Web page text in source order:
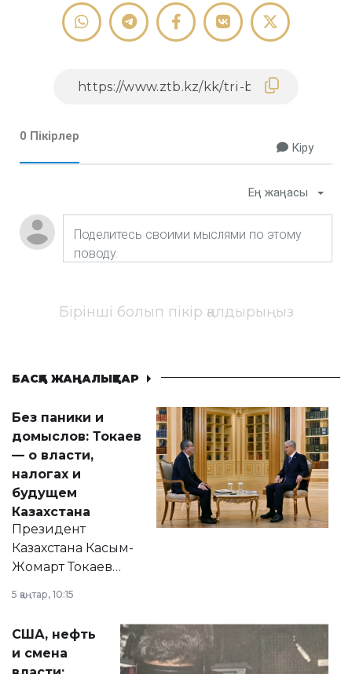
0 Пікірлер
Кіру
Ең жаңасы
Бірінші болып пікір қалдырыңыз
БАСҚА ЖАҢАЛЫҚТАР
Без паники и
домыслов: Токаев
— о власти,
налогах и
будущем
Казахстана
Президент
Казахстана Касым-
Жомарт Токаев
сразу несколько
актуальных тем —
от слухов о
политических
5 қаңтар, 10:15
США, нефть
и смена